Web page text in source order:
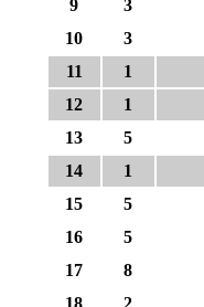
9
3
10
3
11
1
12
1
13
5
14
1
15
5
16
5
17
8
18
2